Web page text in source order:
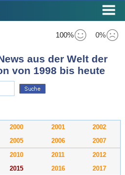
100% 0%
aus der Welt der
von 1998 bis heute
2000 2001
2002
2005 2006 2007
2010 2011
2012
2015 2016 2017